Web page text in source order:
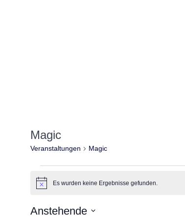
Magic
Veranstaltungen Magic
Veranstaltungen
HinweisEs wurden keine Ergebnisse gefunden.
Anstehende